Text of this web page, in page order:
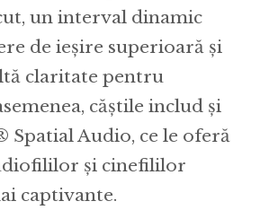
un interval dinamic
de ieșire superioară și
claritate pentru
căștile includ și
Spatial Audio, ce le oferă
și cinefililor
captivante.